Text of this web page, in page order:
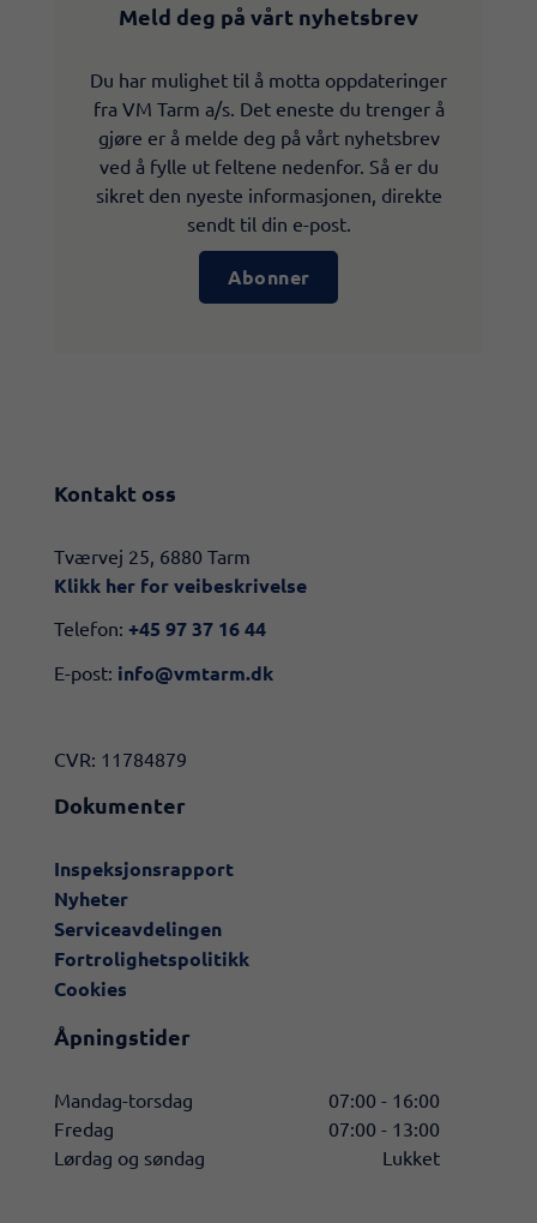
Meld deg på vårt nyhetsbrev
Du har mulighet til å motta oppdateringer
fra VM Tarm a/s. Det eneste du trenger å
gjøre er å melde deg på vårt nyhetsbrev
ved å fylle ut feltene nedenfor. Så er du
sikret den nyeste informasjonen, direkte
sendt til din e-post.
Abonner
Kontakt oss
​​Tværvej 25, 6880 Tarm
Klikk her for veibeskrivelse​
Telefon: +45 97 37 16 44
E-post: info@vmtarm.dk
CVR: 11784879
Dokumenter
Inspeksjonsrapport
Nyheter
Serviceavdelingen
Fortrolighetspolitikk
Cookies
Åpningstider
Mandag-torsdag
07:00 - 16:00
Fredag
07:00 - 13:00
Lørdag og søndag
Lukket